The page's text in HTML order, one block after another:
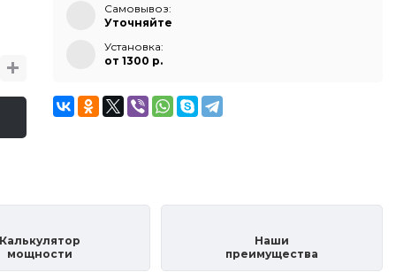
Самовывоз:
Уточняйте
Установка:
от 1300 p.
Калькулятор
мощности
Наши
преимущества